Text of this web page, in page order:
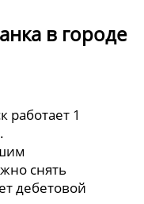
в городе
работает 1
снять
дебетовой